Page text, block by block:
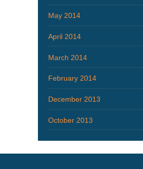
May 2014
April 2014
March 2014
February 2014
December 2013
October 2013